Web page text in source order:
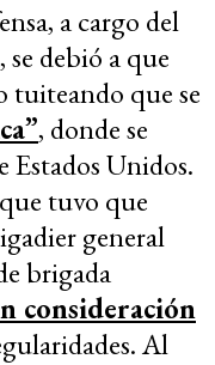
a cargo del
debió a que
tuiteando que se
, donde se
Estados Unidos.
tuvo que
general
brigada
consideración
Al